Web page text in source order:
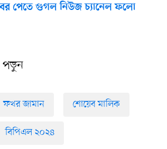
পেতে গুগল নিউজ চ্যানেল ফলো
ফখর জামান শোয়েব মালিক
বিপিএল ২০২৪